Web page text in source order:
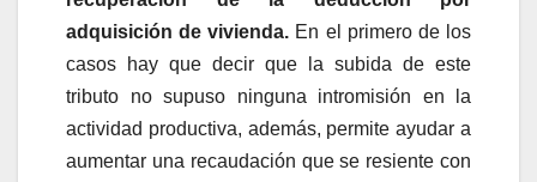
adquisición de vivienda. En el primero de los
casos hay que decir que la subida de este
tributo no supuso ninguna intromisión en la
actividad productiva, además, permite ayudar a
aumentar una recaudación que se resiente con